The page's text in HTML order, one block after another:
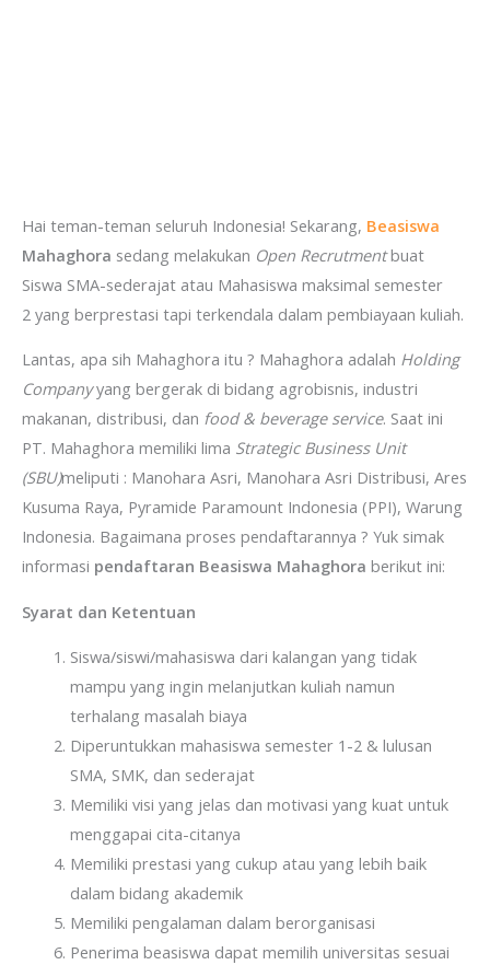
Hai teman-teman seluruh Indonesia! Sekarang, Beasiswa
Mahaghora sedang melakukan Open Recrutmentbuat
Siswa SMA-sederajat atau Mahasiswa maksimal semester
2 yang berprestasi tapi terkendala dalam pembiayaan kuliah.
Lantas, apa sih Mahaghora itu ? Mahaghora adalah Holding
Companyyang bergerak di bidang agrobisnis, industri
makanan, distribusi, dan food & beverage service. Saat ini
PT. Mahaghora memiliki lima Strategic Business Unit
(SBU)meliputi : Manohara Asri, Manohara Asri Distribusi, Ares
Kusuma Raya, Pyramide Paramount Indonesia (PPI), Warung
Indonesia. Bagaimana proses pendaftarannya ? Yuk simak
informasi pendaftaran Beasiswa Mahaghora berikut ini:
Syarat dan Ketentuan
Siswa/siswi/mahasiswa dari kalangan yang tidak
mampu yang ingin melanjutkan kuliah namun
terhalang masalah biaya
Diperuntukkan mahasiswa semester 1-2 & lulusan
SMA, SMK, dan sederajat
Memiliki visi yang jelas dan motivasi yang kuat untuk
menggapai cita-citanya
Memiliki prestasi yang cukup atau yang lebih baik
dalam bidang akademik
Memiliki pengalaman dalam berorganisasi
Penerima beasiswa dapat memilih universitas sesuai